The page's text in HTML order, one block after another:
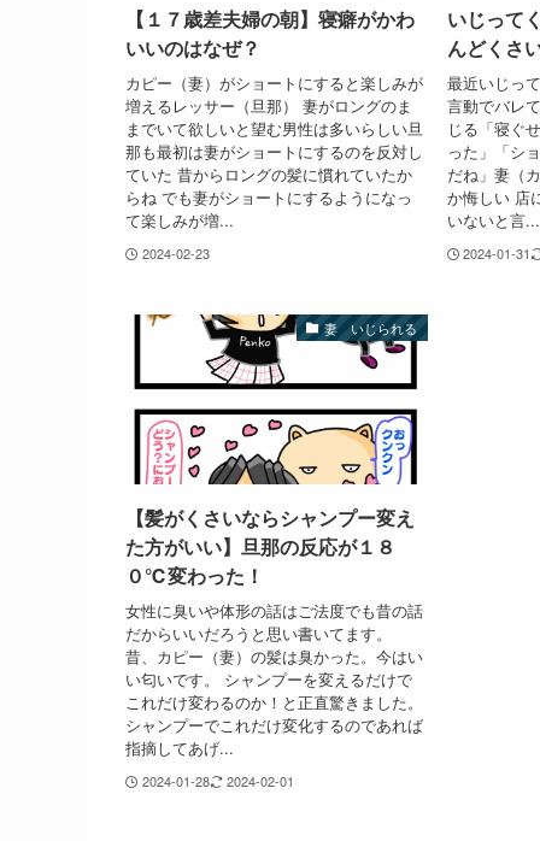
【１７歳差夫婦の朝】寝癖がかわ
いいのはなぜ？
カピー（妻）がショートにすると楽しみが
増えるレッサー（旦那） 妻がロングのま
までいて欲しいと望む男性は多いらしい旦
那も最初は妻がショートにするのを反対し
ていた 昔からロングの髪に慣れていたか
らね でも妻がショートにするようになっ
て楽しみが増...
2024-02-23
いじって
んどくさ
最近いじっ
言動でバレ
じる「寝ぐ
った」「シ
だね」妻（
か悔しい 店
いないと言...
2024-01-31
妻 いじられる
【髪がくさいならシャンプー変え
た方がいい】旦那の反応が１８
０℃変わった！
女性に臭いや体形の話はご法度でも昔の話
だからいいだろうと思い書いてます。
昔、カピー（妻）の髪は臭かった。今はい
い匂いです。 シャンプーを変えるだけで
これだけ変わるのか！と正直驚きました。
シャンプーでこれだけ変化するのであれば
指摘してあげ...
2024-01-28 2024-02-01